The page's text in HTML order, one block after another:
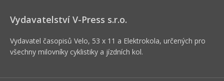
Vydavatelství V-Press s.r.o.
Vydavatel časopisů Velo, 53 x 11 a Elektrokola, určených pro
všechny milovníky cyklistiky a jízdních kol.